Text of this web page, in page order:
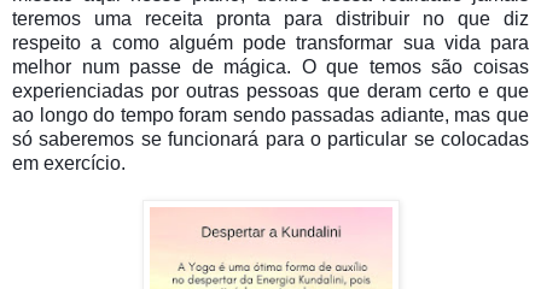
teremos uma receita pronta para distribuir no que diz
respeito a como alguém pode transformar sua vida para
melhor num passe de mágica. O que temos são coisas
experienciadas por outras pessoas que deram certo e que
ao longo do tempo foram sendo passadas adiante, mas que
só saberemos se funcionará para o particular se colocadas
em exercício.